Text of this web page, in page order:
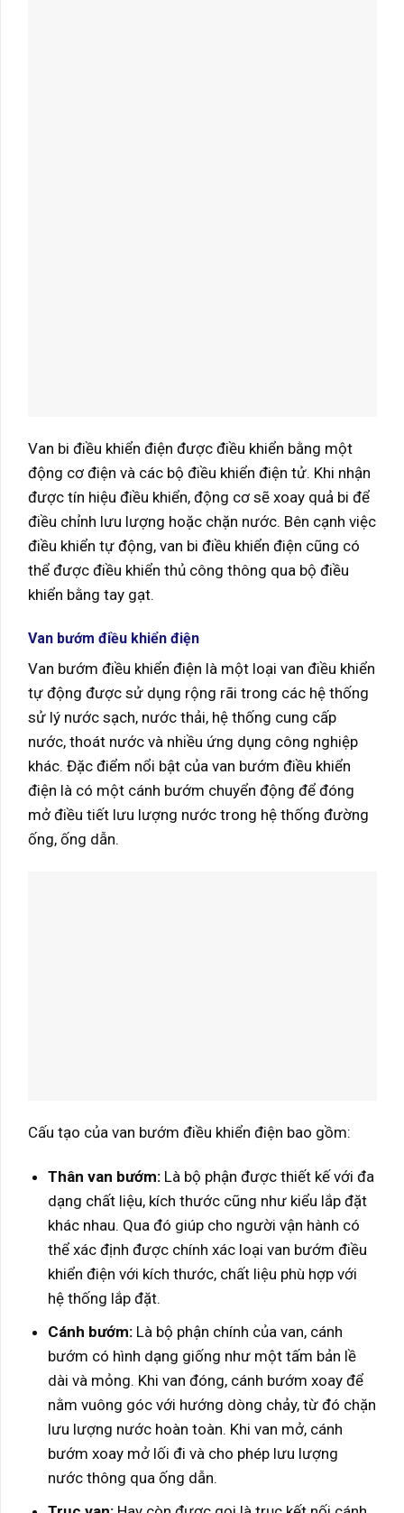
Van bi điều khiển điện được điều khiển bằng một
động cơ điện và các bộ điều khiển điện tử. Khi nhận
được tín hiệu điều khiển, động cơ sẽ xoay quả bi để
điều chỉnh lưu lượng hoặc chặn nước. Bên cạnh việc
điều khiển tự động, van bi điều khiển điện cũng có
thể được điều khiển thủ công thông qua bộ điều
khiển bằng tay gạt.
Van bướm điều khiển điện
Van bướm điều khiển điện là một loại van điều khiển
tự động được sử dụng rộng rãi trong các hệ thống
sử lý nước sạch, nước thải, hệ thống cung cấp
nước, thoát nước và nhiều ứng dụng công nghiệp
khác. Đặc điểm nổi bật của van bướm điều khiển
điện là có một cánh bướm chuyển động để đóng
mở điều tiết lưu lượng nước trong hệ thống đường
ống, ống dẫn.
Cấu tạo của van bướm điều khiển điện bao gồm:
Thân van bướm: Là bộ phận được thiết kế với đa
dạng chất liệu, kích thước cũng như kiểu lắp đặt
khác nhau. Qua đó giúp cho người vận hành có
thể xác định được chính xác loại van bướm điều
khiển điện với kích thước, chất liệu phù hợp với
hệ thống lắp đặt.
Cánh bướm: Là bộ phận chính của van, cánh
bướm có hình dạng giống như một tấm bản lề
dài và mỏng. Khi van đóng, cánh bướm xoay để
nằm vuông góc với hướng dòng chảy, từ đó chặn
lưu lượng nước hoàn toàn. Khi van mở, cánh
bướm xoay mở lối đi và cho phép lưu lượng
nước thông qua ống dẫn.